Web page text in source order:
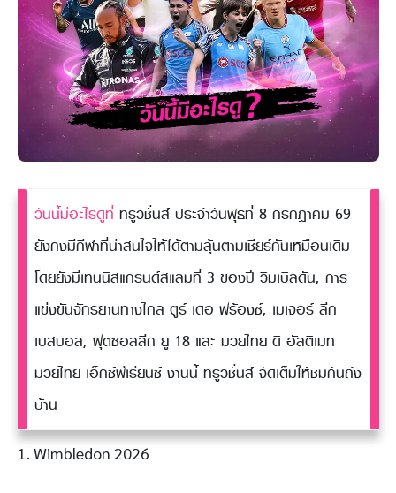
วันนี้มีอะไรดูที่ ทรูวิชั่นส์ ประจำวันพุธที่ 8 กรกฎาคม 69
ยังคงมีกีฬาที่น่าสนใจให้ได้ตามลุ้นตามเชียร์กันเหมือนเดิม
โดยยังมีเทนนิสแกรนด์สแลมที่ 3 ของปี วิมเบิลดัน, การ
แข่งขันจักรยานทางไกล ตูร์ เดอ ฟร้องซ์, เมเจอร์ ลีก
เบสบอล, ฟุตซอลลีก ยู 18 และ มวยไทย ดิ อัลติเมท
มวยไทย เอ็กซ์พีเรียนซ์ งานนี้ ทรูวิชั่นส์ จัดเต็มให้ชมกันถึง
บ้าน
1. Wimbledon 2026